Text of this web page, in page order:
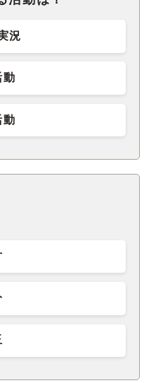
況
動
動